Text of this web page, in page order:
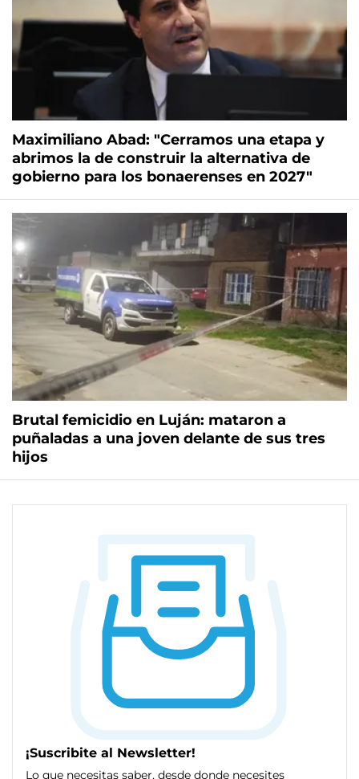
Maximiliano Abad: "Cerramos una etapa y
abrimos la de construir la alternativa de
gobierno para los bonaerenses en 2027"
Brutal femicidio en Luján: mataron a
puñaladas a una joven delante de sus tres
hijos
¡Suscribite al Newsletter!
Lo que necesitas saber, desde donde necesites